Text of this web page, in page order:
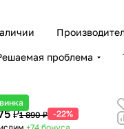
проблема
₽1 890 ₽ -22%